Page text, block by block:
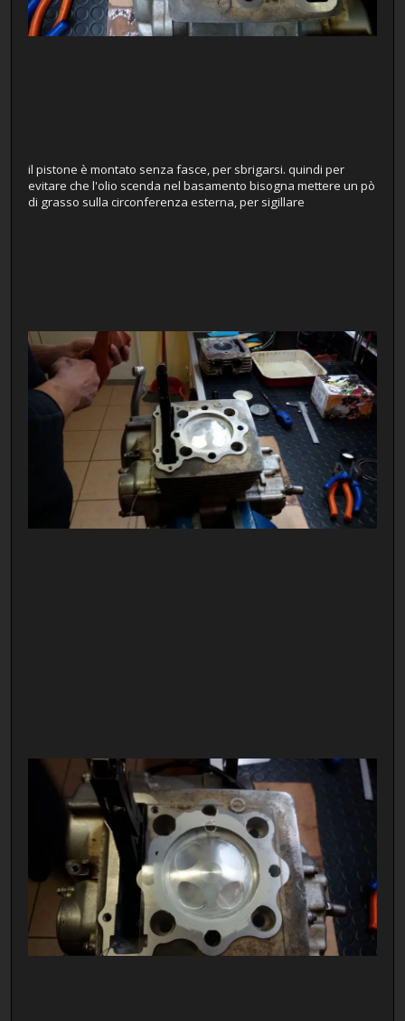
il pistone è montato senza fasce, per sbrigarsi. quindi per
evitare che l'olio scenda nel basamento bisogna mettere un pò
di grasso sulla circonferenza esterna, per sigillare